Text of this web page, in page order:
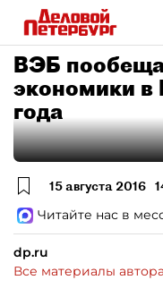
ВЭБ
экономики в
года
15 августа 2016
Читайте нас в
dp.ru
Все материалы автора